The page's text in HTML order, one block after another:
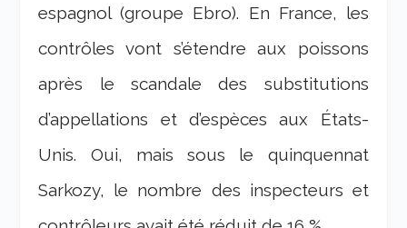
espagnol (groupe Ebro). En France, les
contrôles vont s’étendre aux poissons
après le scandale des substitutions
d’appellations et d’espèces aux États-
Unis. Oui, mais sous le quinquennat
Sarkozy, le nombre des inspecteurs et